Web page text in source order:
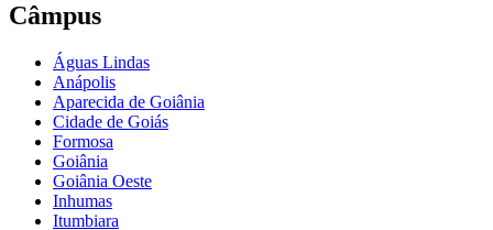
Câmpus
Águas Lindas
Anápolis
Aparecida de Goiânia
Cidade de Goiás
Formosa
Goiânia
Goiânia Oeste
Inhumas
Itumbiara